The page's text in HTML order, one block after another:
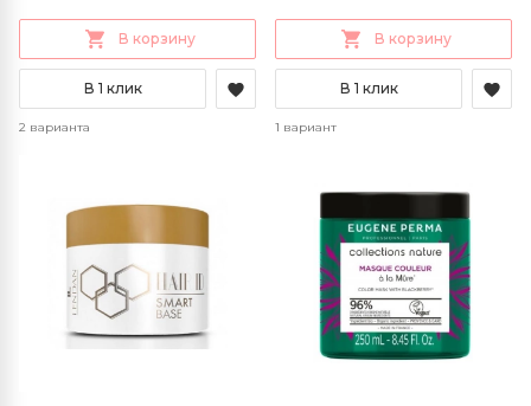
В корзину
В 1 клик
2 варианта
В корзину
В 1 клик
1 вариант